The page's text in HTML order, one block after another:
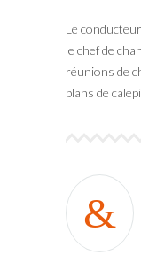
Le
le chef de
réunions de
plans de